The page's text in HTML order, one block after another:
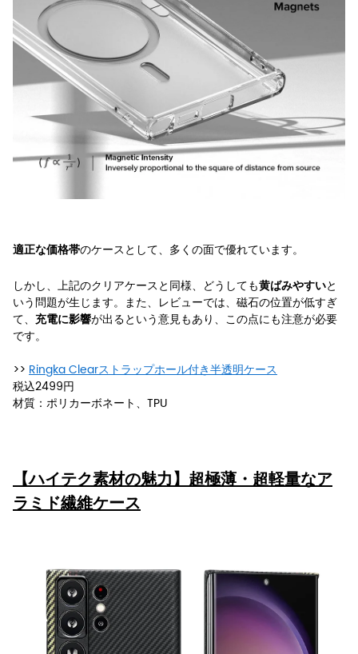
適正な価格帯のケースとして、多くの面で優れています。
しかし、上記のクリアケースと同様、どうしても黄ばみやすいと
いう問題が生じます。また、レビューでは、磁石の位置が低すぎ
て、 充電に影響が出るという意見もあり、この点にも注意が必要
です。
>> Ringka Clearストラップホール付き半透明ケース
税込2499円
材質：ポリカーボネート、TPU
【ハイテク素材の魅力】超極薄 ・超軽量なア
ラミド繊維ケース